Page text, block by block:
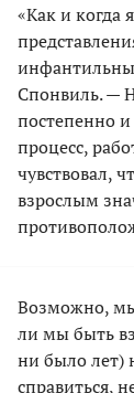
«Как и когда
Спонвиль. —
постепенно
процесс,
чувствовал,
взрослым
Возможно, мы
ли мы быть
ни было лет)
справиться,